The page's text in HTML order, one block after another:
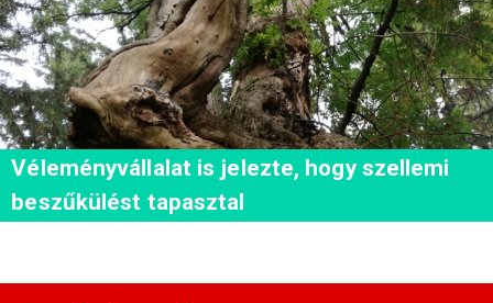
Véleményvállalat is jelezte, hogy szellemi
beszűkülést tapasztal